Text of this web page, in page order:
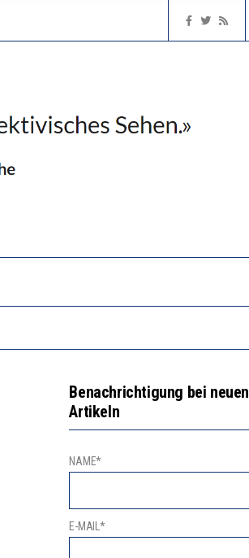
LERNLEISTUNGEN”
Benachrichtigung bei neuen
Artikeln
NAME*
E-MAIL*